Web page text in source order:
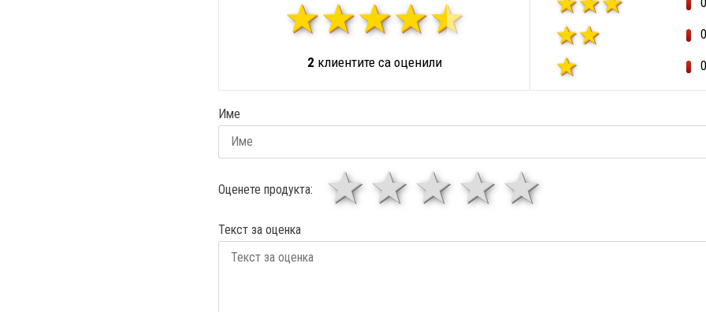
2 клиентите са оценили
Име
Оценете продукта: 4 звезди
3 звезди
звезди
1 звезда
Текст за оценка